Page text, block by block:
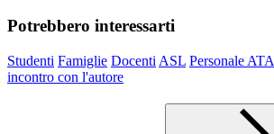
Potrebbero interessarti
Studenti Famiglie Docenti ASL Personale ATA
incontro con l'autore